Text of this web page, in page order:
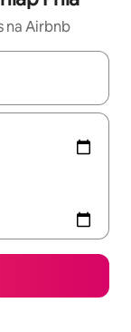
na Airbnb
navegue com